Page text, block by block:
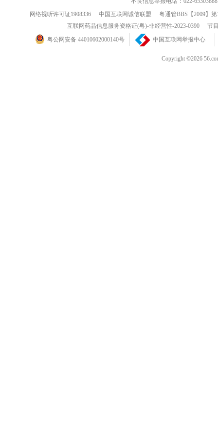
网络视听许可证1908336
中国互联网诚信联盟
粤通管BBS【2009】
互联网药品信息服务资格证(粤)-非经营性-2023-0390
节
粤公网安备 44010602000140号
中国互联网举报中心
Copyright ©2026